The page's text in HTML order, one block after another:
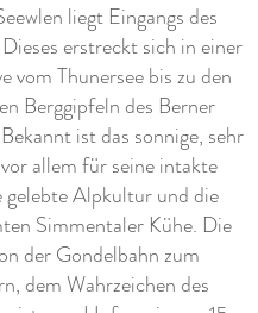
liegt Eingangs des
erstreckt sich in einer
vom Thunersee bis zu den
Berggipfeln des Berner
ist das sonnige, sehr
allem für seine intakte
gelebte Alpkultur und die
Simmentaler Kühe. Die
der Gondelbahn zum
dem Wahrzeichen des